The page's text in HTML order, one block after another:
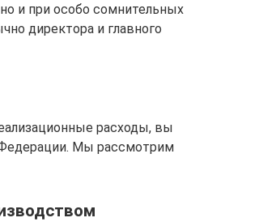
и при особо сомнительных
директора и главного
расходы, вы
Федерации. Мы рассмотрим